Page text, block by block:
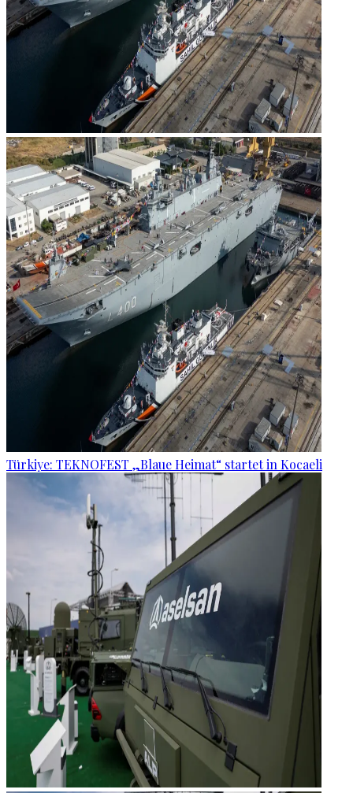
Türkiye: TEKNOFEST „Blaue Heimat“ startet in Kocaeli